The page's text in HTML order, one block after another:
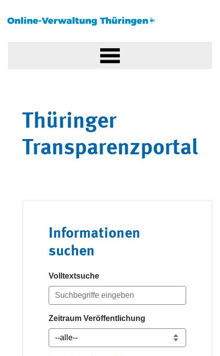
Thüringer
Transparenzportal
Informationen
suchen
Volltextsuche
Zeitraum Veröffentlichung